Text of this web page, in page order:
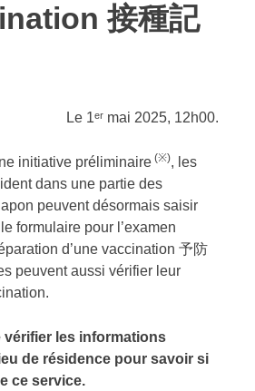
接種記
Le 1ᵉʳ mai 2025, 12h00.
initiative préliminaire (※), les
dans une partie des
peuvent désormais saisir
formulaire pour l’examen
d’une vaccination 予防
peuvent aussi vérifier leur
les informations
de résidence pour savoir si
ce service.